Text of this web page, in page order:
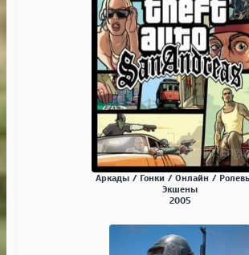
Аркады / Гонки / Онлайн /
Экшены
2005